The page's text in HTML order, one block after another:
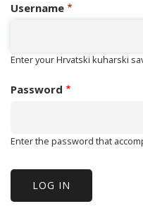
Username
Enter your Hrvatski kuharski
Password
Enter the password that